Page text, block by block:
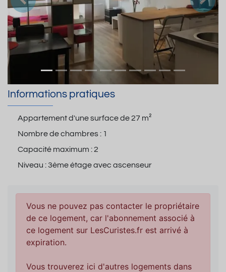
Précedent
Informations pratiques
Appartement d'une surface de27 m²
Nombre de chambres : 1
Capacité maximum :2
Niveau :3ème étage avec ascenseur
Vous ne pouvez pas contacter le propriétaire
de ce logement, car l'abonnement associé à
ce logement sur LesCuristes.fr est arrivé à
expiration.
Vous trouverez ici d'autres logements dans